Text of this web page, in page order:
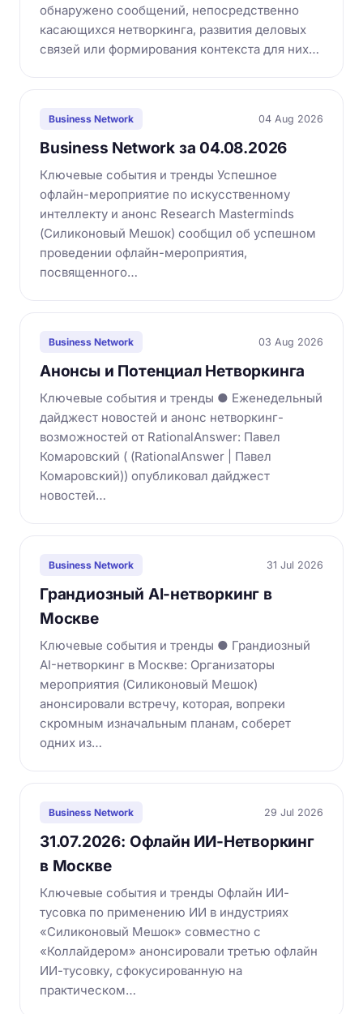
обнаружено сообщений, непосредственно
касающихся нетворкинга, развития деловых
связей или формирования контекста для них…
Business Network 04 Aug 2026
Business Network за 04.08.2026
Ключевые события и тренды Успешное
офлайн-мероприятие по искусственному
интеллекту и анонс Research Masterminds
(Силиконовый Мешок) сообщил об успешном
проведении офлайн-мероприятия,
посвященного…
Business Network 03 Aug 2026
Анонсы и Потенциал Нетворкинга
Ключевые события и тренды ● Еженедельный
дайджест новостей и анонс нетворкинг-
возможностей от RationalAnswer: Павел
Комаровский ( (RationalAnswer | Павел
Комаровский)) опубликовал дайджест
новостей…
Business Network 31 Jul 2026
Грандиозный AI-нетворкинг в
Москве
Ключевые события и тренды ● Грандиозный
AI-нетворкинг в Москве: Организаторы
мероприятия (Силиконовый Мешок)
анонсировали встречу, которая, вопреки
скромным изначальным планам, соберет
одних из…
Business Network 29 Jul 2026
31.07.2026: Офлайн ИИ-Нетворкинг
в Москве
Ключевые события и тренды Офлайн ИИ-
тусовка по применению ИИ в индустриях
«Силиконовый Мешок» совместно с
«Коллайдером» анонсировали третью офлайн
ИИ-тусовку, сфокусированную на
практическом…